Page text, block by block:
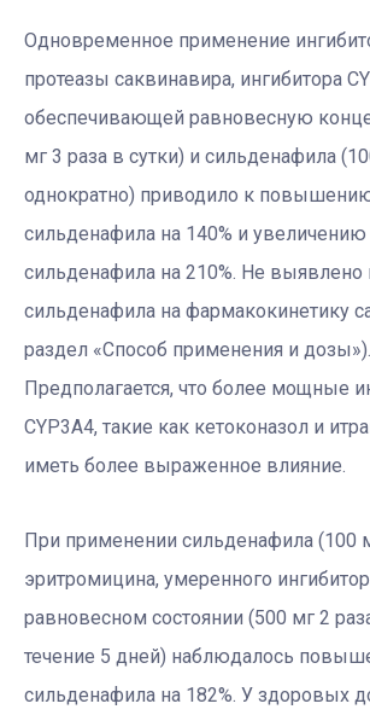
Одновременное применение
протеазы саквинавира, ингибитора
обеспечивающей равновесную
мг 3 раза в сутки) и сильденафила
однократно) приводило к
сильденафила на 140% и увеличению
сильденафила на 210%. Не выявлено
сильденафила на фармакокинетику
раздел «Способ применения и дозы»).
Предполагается, что более мощные
CYP3A4, такие как кетоконазол и
иметь более выраженное влияние.
При применении сильденафила (100
эритромицина, умеренного
равновесном состоянии (500 мг 2
течение 5 дней) наблюдалось
сильденафила на 182%. У здоровых